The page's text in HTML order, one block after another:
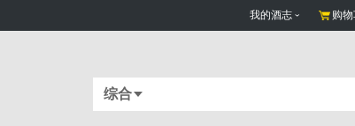
我的酒志 购
综合